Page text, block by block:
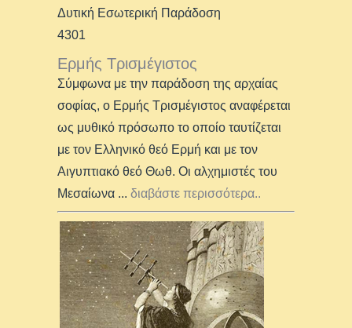
Δυτική Εσωτερική Παράδοση
4301
Ερμής Τρισμέγιστος
Σύμφωνα με την παράδοση της αρχαίας
σοφίας, ο Ερμής Τρισμέγιστος αναφέρεται
ως μυθικό πρόσωπο το οποίο ταυτίζεται
με τον Ελληνικό θεό Ερμή και με τον
Αιγυπτιακό θεό Θωθ. Οι αλχημιστές του
Μεσαίωνα ... διαβάστε περισσότερα..